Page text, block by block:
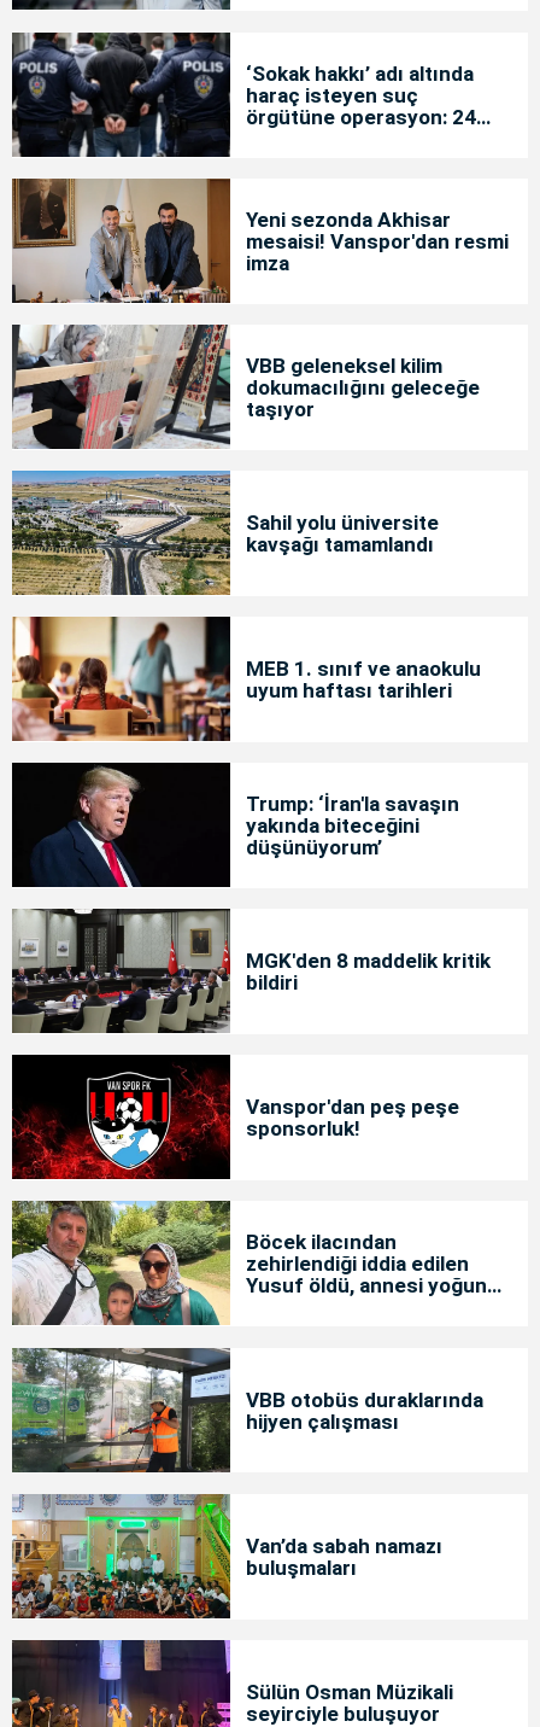
‘Sokak hakkı’ adı altında
haraç isteyen suç
örgütüne operasyon: 24
Yeni sezonda Akhisar
mesaisi! Vanspor'dan resmi
imza
VBB geleneksel kilim
dokumacılığını geleceğe
taşıyor
Sahil yolu üniversite
kavşağı tamamlandı
MEB 1. sınıf ve anaokulu
uyum haftası tarihleri
Trump: ‘İran'la savaşın
yakında biteceğini
düşünüyorum’
MGK'den 8 maddelik kritik
bildiri
Vanspor'dan peş peşe
sponsorluk!
Böcek ilacından
zehirlendiği iddia edilen
Yusuf öldü, annesi yoğun
VBB otobüs duraklarında
hijyen çalışması
Van’da sabah namazı
buluşmaları
Sülün Osman Müzikali
seyirciyle buluşuyor